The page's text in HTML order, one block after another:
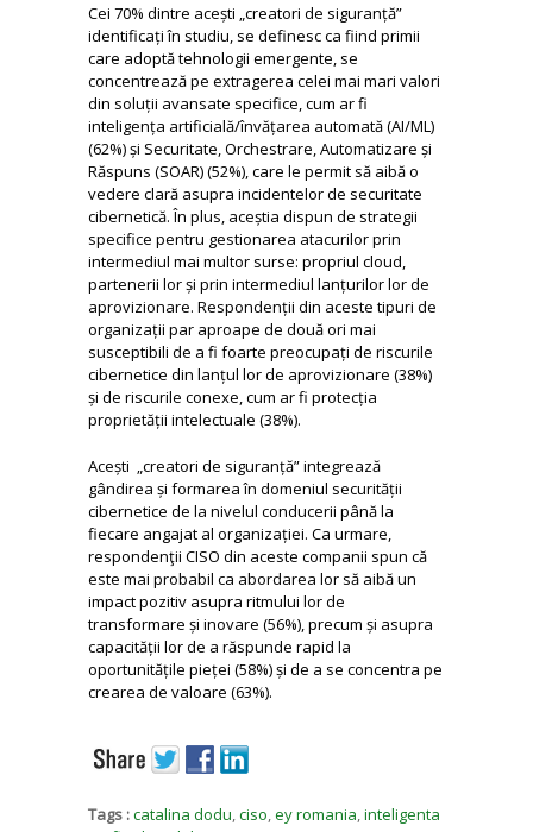
Cei 70% dintre acești „creatori de siguranță”
identificați în studiu, se definesc ca fiind primii
care adoptă tehnologii emergente, se
concentrează pe extragerea celei mai mari valori
din soluții avansate specifice, cum ar fi
inteligența artificială/învățarea automată (AI/ML)
(62%) și Securitate, Orchestrare, Automatizare și
Răspuns (SOAR) (52%), care le permit să aibă o
vedere clară asupra incidentelor de securitate
cibernetică. În plus, aceștia dispun de strategii
specifice pentru gestionarea atacurilor prin
intermediul mai multor surse: propriul cloud,
partenerii lor și prin intermediul lanțurilor lor de
aprovizionare. Respondenții din aceste tipuri de
organizații par aproape de două ori mai
susceptibili de a fi foarte preocupați de riscurile
cibernetice din lanțul lor de aprovizionare (38%)
și de riscurile conexe, cum ar fi protecția
proprietății intelectuale (38%).
Acești „creatori de siguranță” integrează
gândirea și formarea în domeniul securității
cibernetice de la nivelul conducerii până la
fiecare angajat al organizației. Ca urmare,
respondenţii CISO din aceste companii spun că
este mai probabil ca abordarea lor să aibă un
impact pozitiv asupra ritmului lor de
transformare și inovare (56%), precum și asupra
capacității lor de a răspunde rapid la
oportunitățile pieței (58%) și de a se concentra pe
crearea de valoare (63%).
Tags :catalina dodu,ciso,ey romania,inteligenta